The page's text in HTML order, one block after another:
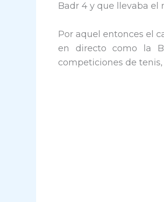
Badr 4 y que llevaba el
Por aquel entonces el
en directo como la
competiciones de tenis,